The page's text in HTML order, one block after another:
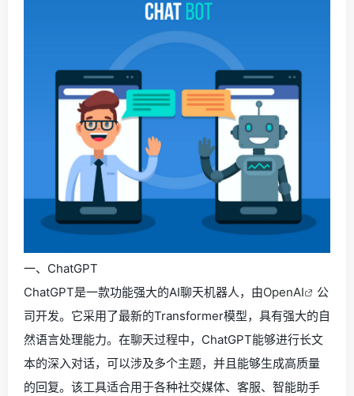
一、ChatGPT
ChatGPT是一款功能强大的AI聊天机器人，由OpenAI
公
司开发。它采用了最新的Transformer模型，具有强大的自
然语言处理能力。在聊天过程中，ChatGPT能够进行长文
本的深入对话，可以涉及多个主题，并且能够生成高质量
的回复。该工具适合用于各种社交媒体、客服、智能助手